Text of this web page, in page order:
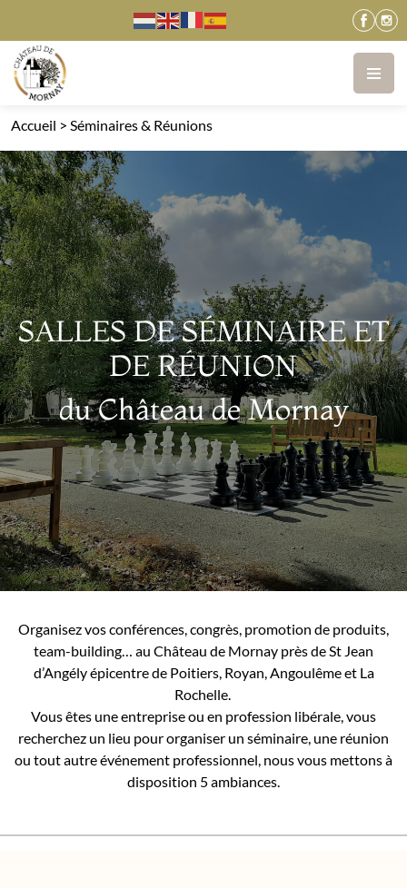
Accueil > Séminaires & Réunions
SALLES DE SÉMINAIRE ET
DE RÉUNION
du Château de Mornay
Organisez vos conférences, congrès, promotion de produits,
team-building… au Château de Mornay près de St Jean
d’Angély épicentre de Poitiers, Royan, Angoulême et La
Rochelle.
Vous êtes une entreprise ou en profession libérale, vous
recherchez un lieu pour organiser un séminaire, une réunion
ou tout autre événement professionnel, nous vous mettons à
disposition 5 ambiances.